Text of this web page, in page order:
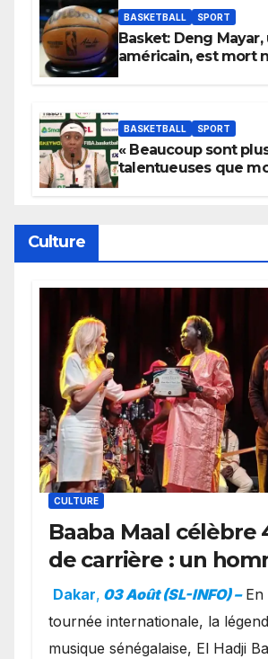
BASKETBALL SPORT
Basket: Deng
américain, est mort
BASKETBALL SPORT
« Beaucoup sont
talentueuses que
Culture
CULTURE
Baaba Maal célèbre
de carrière : un
exceptionnel à Oslo
présence de la
royale.
Dakar, 03 Août (SL-INFO) – ​En
tournée internationale, la
musique sénégalaise, El Hadji